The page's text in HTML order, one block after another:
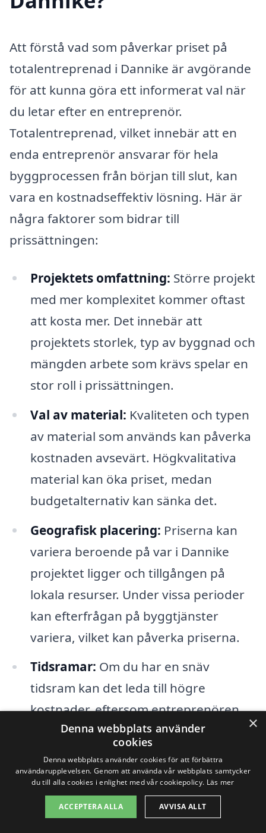
Att förstå vad som påverkar priset på
totalentreprenad i Dannike är avgörande
för att kunna göra ett informerat val när
du letar efter en entreprenör.
Totalentreprenad, vilket innebär att en
enda entreprenör ansvarar för hela
byggprocessen från början till slut, kan
vara en kostnadseffektiv lösning. Här är
några faktorer som bidrar till
prissättningen:
Projektets omfattning: Större projekt
med mer komplexitet kommer oftast
att kosta mer. Det innebär att
projektets storlek, typ av byggnad och
mängden arbete som krävs spelar en
stor roll i prissättningen.
Val av material: Kvaliteten och typen
av material som används kan påverka
kostnaden avsevärt. Högkvalitativa
material kan öka priset, medan
budgetalternativ kan sänka det.
Geografisk placering: Priserna kan
variera beroende på var i Dannike
projektet ligger och tillgången på
lokala resurser. Under vissa perioder
kan efterfrågan på byggtjänster
variera, vilket kan påverka priserna.
Tidsramar: Om du har en snäv
tidsram kan det leda till högre
kostnader, eftersom entreprenören
kanske måste anställa fler arbetare
krav.
Entreprenörens erfarenhet:Mer
×
Denna webbplats använder
cookies
Denna webbplats använder cookies för att förbättra
användarupplevelsen. Genom att använda vår webbplats samtycker
du till alla cookies i enlighet med vår cookiepolicy. Läs mer
ACCEPTERA ALLA AVVISA ALLT